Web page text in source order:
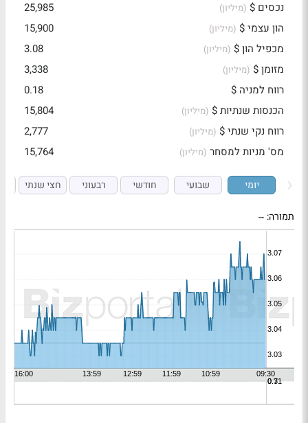
נכסים $ (מיליון)
25,985
הון עצמי $ (מיליון)
15,900
מכפיל הון $ (מיליון)
3.08
מזומן $ (מיליון)
3,338
רווח למניה $
0.18
הכנסות שנתיות $ (מיליון)
15,804
רווח נקי שנתי $ (מיליון)
2,777
מס' מניות למסחר (מיליון) 15,764
יומי שבועי חודשי רבעוני חצי שנתי
תמורה: --